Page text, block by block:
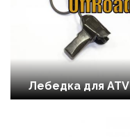
Лебедка для